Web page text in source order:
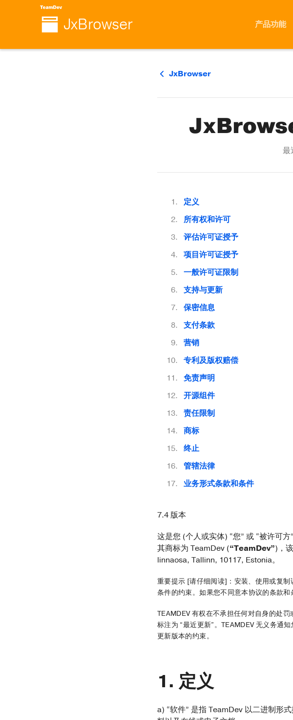
JxBrowser 产品功能
JxBrowser
最
定义
所有权和许可
评估许可证授予
项目许可证授予
一般许可证限制
支持与更新
保密信息
支付条款
营销
专利及版权赔偿
免责声明
开源组件
责任限制
商标
终止
管辖法律
业务形式条款和条件
7.4 版本
这是您 (个人或实体) “您” 或 “被许可
其商标为 TeamDev (“TeamDev”)，
linnaosa, Tallinn, 10117, Estonia。
重要提示 [请仔细阅读]：安装、使用或复制
条件的约束。如果您不同意本协议的条款和
TEAMDEV 有权在不承担任何对自身的处
标注为 “最近更新”。TEAMDEV 无义务通
更新版本的约束。
定义
a) “软件” 是指 TeamDev 以二进制形